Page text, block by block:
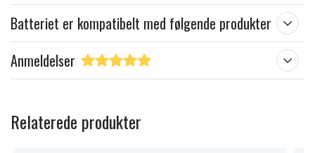
Batteriet er kompatibelt med følgende produkter
Anmeldelser
Relaterede produkter